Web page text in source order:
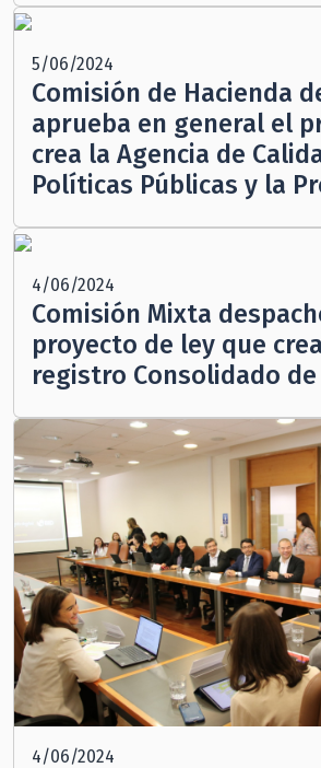
5/06/2024
Comisión de Hacienda
aprueba en general el
crea la Agencia de
Políticas Públicas y la
4/06/2024
Comisión Mixta
proyecto de ley que
registro Consolidado de
4/06/2024